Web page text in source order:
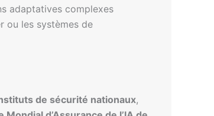
adaptatives complexes
ou les systèmes de
de sécurité nationaux,